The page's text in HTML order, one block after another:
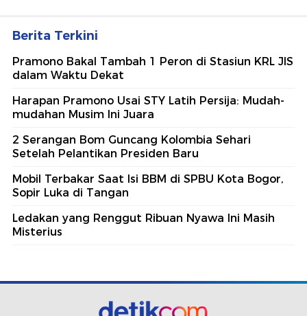
Berita Terkini
Pramono Bakal Tambah 1 Peron di Stasiun KRL JIS
dalam Waktu Dekat
Harapan Pramono Usai STY Latih Persija: Mudah-
mudahan Musim Ini Juara
2 Serangan Bom Guncang Kolombia Sehari
Setelah Pelantikan Presiden Baru
Mobil Terbakar Saat Isi BBM di SPBU Kota Bogor,
Sopir Luka di Tangan
Ledakan yang Renggut Ribuan Nyawa Ini Masih
Misterius